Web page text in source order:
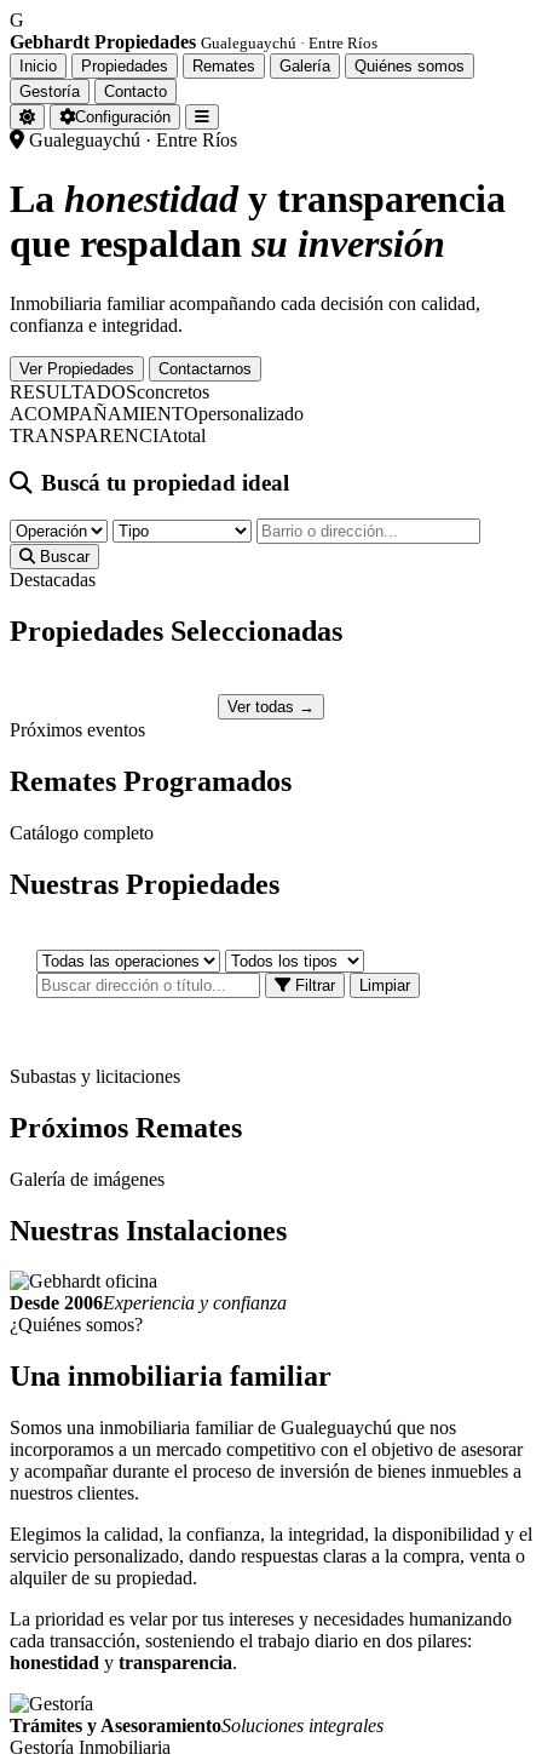
G
Gebhardt Propiedades Gualeguaychú · Entre Ríos
Inicio
Propiedades Remates Galería
Quiénes somos
Gestoría
Contacto
Configuración
Gualeguaychú · Entre Ríos
La honestidady transparencia
que respaldan su inversión
Inmobiliaria familiar acompañando cada decisión con calidad,
confianza e integridad.
Ver Propiedades Contactarnos
RESULTADOSconcretos
ACOMPAÑAMIENTOpersonalizado
TRANSPARENCIAtotal
Buscá tu propiedad ideal
Buscar
Destacadas
Propiedades Seleccionadas
Ver todas →
Próximos eventos
Remates Programados
Catálogo completo
Nuestras Propiedades
Filtrar Limpiar
Subastas y licitaciones
Próximos Remates
Galería de imágenes
Nuestras Instalaciones
Desde 2006Experiencia y confianza
¿Quiénes somos?
Una inmobiliaria familiar
Somos una inmobiliaria familiar de Gualeguaychú que nos
incorporamos a un mercado competitivo con el objetivo de asesorar
y acompañar durante el proceso de inversión de bienes inmuebles a
nuestros clientes.
Elegimos la calidad, la confianza, la integridad, la disponibilidad y el
servicio personalizado, dando respuestas claras a la compra, venta o
alquiler de su propiedad.
La prioridad es velar por tus intereses y necesidades humanizando
cada transacción, sosteniendo el trabajo diario en dos pilares:
honestidad y transparencia.
Trámites y AsesoramientoSoluciones integrales
Gestoría Inmobiliaria